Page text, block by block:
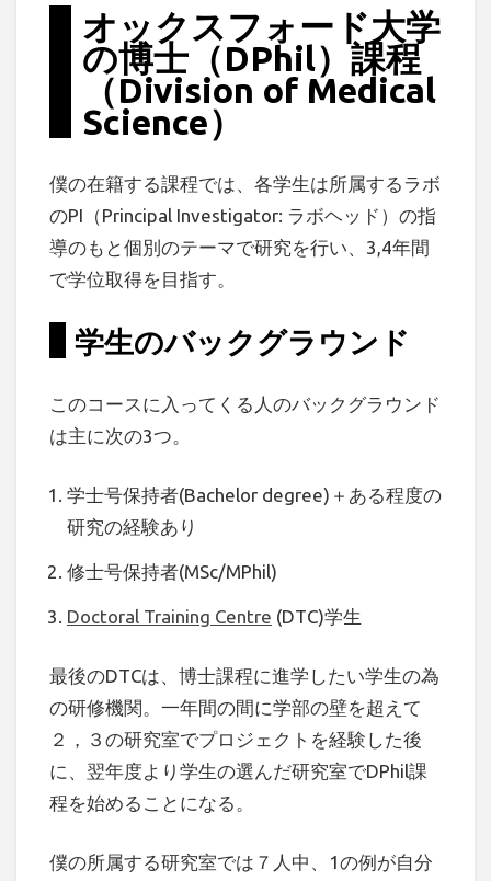
オックスフォード大学
の博士（DPhil）課程
（Division of Medical
Science）
僕の在籍する課程では、各学生は所属するラボ
のPI（Principal Investigator: ラボヘッド）の指
導のもと個別のテーマで研究を行い、3,4年間
で学位取得を目指す。
学生のバックグラウンド
このコースに入ってくる人のバックグラウンド
は主に次の3つ。
学士号保持者(Bachelor degree)＋ある程度の
研究の経験あり
修士号保持者(MSc/MPhil)
Doctoral Training Centre (DTC)学生
最後のDTCは、博士課程に進学したい学生の為
の研修機関。一年間の間に学部の壁を超えて
２，３の研究室でプロジェクトを経験した後
に、翌年度より学生の選んだ研究室でDPhil課
程を始めることになる。
僕の所属する研究室では７人中、1の例が自分